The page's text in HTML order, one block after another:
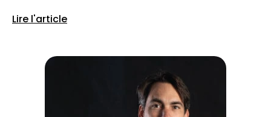
Lire l'article